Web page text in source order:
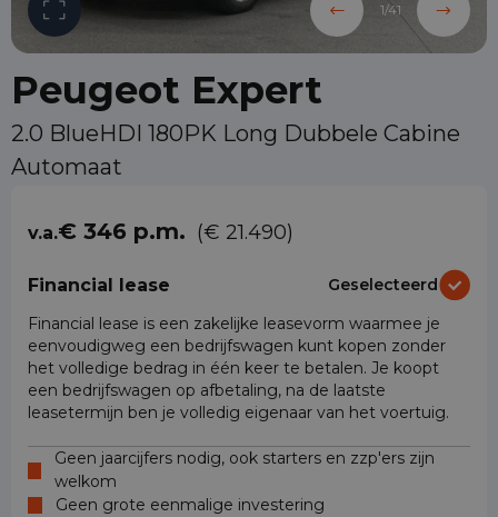
1/41
Peugeot Expert
2.0 BlueHDI 180PK Long Dubbele Cabine
Automaat
v.a.€ 346 p.m. (€ 21.490)
Financial lease
Geselecteerd
Financial lease is een zakelijke leasevorm waarmee je
eenvoudigweg een bedrijfswagen kunt kopen zonder
het volledige bedrag in één keer te betalen. Je koopt
een bedrijfswagen op afbetaling, na de laatste
leasetermijn ben je volledig eigenaar van het voertuig.
Geen jaarcijfers nodig, ook starters en zzp'ers zijn
welkom
Geen grote eenmalige investering